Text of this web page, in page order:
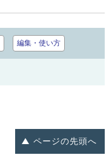
編集・使い方
ページの先頭へ